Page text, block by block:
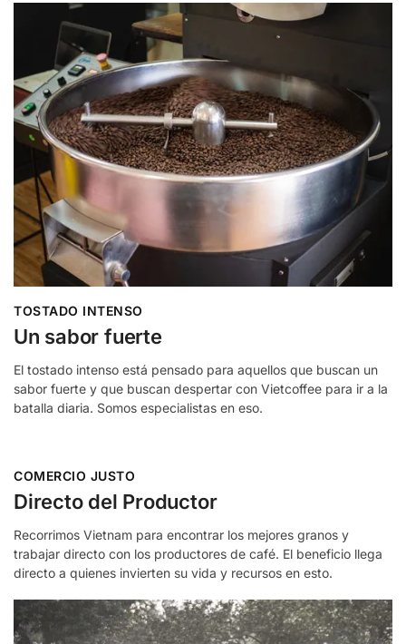
TOSTADO INTENSO
Un sabor fuerte
El tostado intenso está pensado para aquellos que buscan un
sabor fuerte y que buscan despertar con Vietcoffee para ir a la
batalla diaria. Somos especialistas en eso.
COMERCIO JUSTO
Directo del Productor
Recorrimos Vietnam para encontrar los mejores granos y
trabajar directo con los productores de café. El beneficio llega
directo a quienes invierten su vida y recursos en esto.